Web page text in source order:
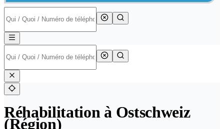
Réhabilitation à Ostschweiz
(Région)